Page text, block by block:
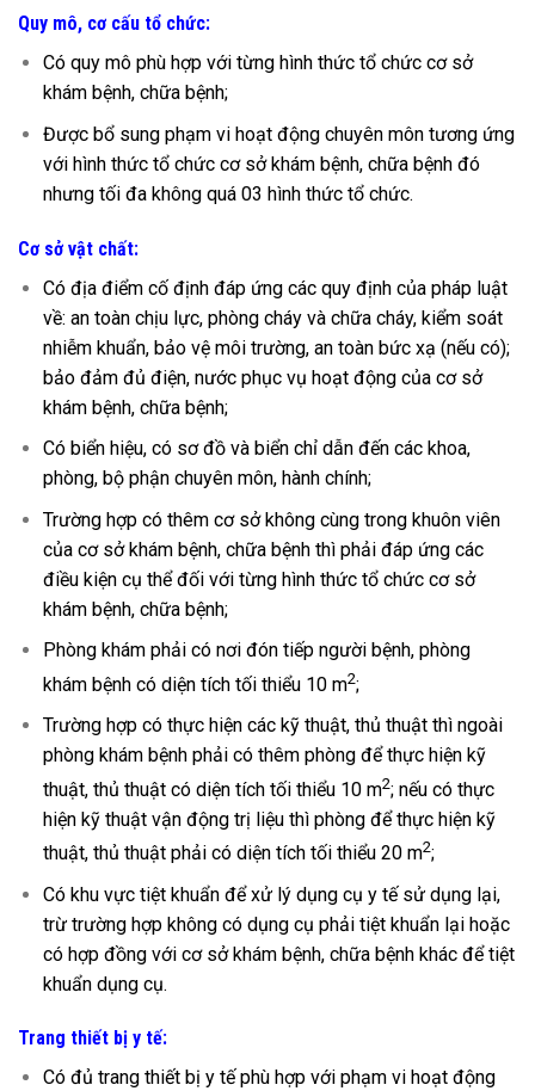
Quy mô, cơ cấu tổ chức:
Có quy mô phù hợp với từng hình thức tổ chức cơ sở
khám bệnh, chữa bệnh;
Được bổ sung phạm vi hoạt động chuyên môn tương ứng
với hình thức tổ chức cơ sở khám bệnh, chữa bệnh đó
nhưng tối đa không quá 03 hình thức tổ chức.
Cơ sở vật chất:
Có địa điểm cố định đáp ứng các quy định của pháp luật
về: an toàn chịu lực, phòng cháy và chữa cháy, kiểm soát
nhiễm khuẩn, bảo vệ môi trường, an toàn bức xạ (nếu có);
bảo đảm đủ điện, nước phục vụ hoạt động của cơ sở
khám bệnh, chữa bệnh;
Có biển hiệu, có sơ đồ và biển chỉ dẫn đến các khoa,
phòng, bộ phận chuyên môn, hành chính;
Trường hợp có thêm cơ sở không cùng trong khuôn viên
của cơ sở khám bệnh, chữa bệnh thì phải đáp ứng các
điều kiện cụ thể đối với từng hình thức tổ chức cơ sở
khám bệnh, chữa bệnh;
Phòng khám phải có nơi đón tiếp người bệnh, phòng
khám bệnh có diện tích tối thiểu 10 m2;
Trường hợp có thực hiện các kỹ thuật, thủ thuật thì ngoài
phòng khám bệnh phải có thêm phòng để thực hiện kỹ
thuật, thủ thuật có diện tích tối thiểu 10 m2; nếu có thực
hiện kỹ thuật vận động trị liệu thì phòng để thực hiện kỹ
thuật, thủ thuật phải có diện tích tối thiểu 20 m2;
Có khu vực tiệt khuẩn để xử lý dụng cụ y tế sử dụng lại,
trừ trường hợp không có dụng cụ phải tiệt khuẩn lại hoặc
có hợp đồng với cơ sở khám bệnh, chữa bệnh khác để tiệt
khuẩn dụng cụ.
Trang thiết bị y tế:
Có đủ trang thiết bị y tế phù hợp với phạm vi hoạt động